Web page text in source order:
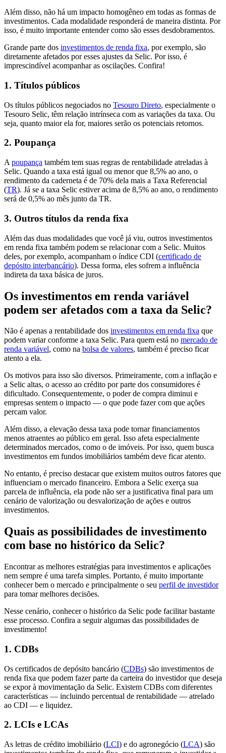
Além disso, não há um impacto homogêneo em todas as formas de
investimentos. Cada modalidade responderá de maneira distinta. Por
isso, é muito importante entender como são esses desdobramentos.
Grande parte dos investimentos de renda fixa, por exemplo, são
diretamente afetados por esses ajustes da Selic. Por isso, é
imprescindível acompanhar as oscilações. Confira!
1. Títulos públicos
Os títulos públicos negociados no Tesouro Direto, especialmente o
Tesouro Selic, têm relação intrínseca com as variações da taxa. Ou
seja, quanto maior ela for, maiores serão os potenciais retornos.
2. Poupança
A poupança também tem suas regras de rentabilidade atreladas à
Selic. Quando a taxa está igual ou menor que 8,5% ao ano, o
rendimento da caderneta é de 70% dela mais a Taxa Referencial
(TR). Já se a taxa Selic estiver acima de 8,5% ao ano, o rendimento
será de 0,5% ao mês junto da TR.
3. Outros títulos da renda fixa
Além das duas modalidades que você já viu, outros investimentos
em renda fixa também podem se relacionar com a Selic. Muitos
deles, por exemplo, acompanham o índice CDI (certificado de
depósito interbancário). Dessa forma, eles sofrem a influência
indireta da taxa básica de juros.
Os investimentos em renda variável
podem ser afetados com a taxa da Selic?
Não é apenas a rentabilidade dos investimentos em renda fixa que
podem variar conforme a taxa Selic. Para quem está no mercado de
renda variável, como na bolsa de valores, também é preciso ficar
atento a ela.
Os motivos para isso são diversos. Primeiramente, com a inflação e
a Selic altas, o acesso ao crédito por parte dos consumidores é
dificultado. Consequentemente, o poder de compra diminui e
empresas sentem o impacto — o que pode fazer com que ações
percam valor.
Além disso, a elevação dessa taxa pode tornar financiamentos
menos atraentes ao público em geral. Isso afeta especialmente
determinados mercados, como o de imóveis. Por isso, quem busca
investimentos em fundos imobiliários também deve ficar atento.
No entanto, é preciso destacar que existem muitos outros fatores que
influenciam o mercado financeiro. Embora a Selic exerça sua
parcela de influência, ela pode não ser a justificativa final para um
cenário de valorização ou desvalorização de ações e outros
investimentos.
Quais as possibilidades de investimento
com base no histórico da Selic?
Encontrar as melhores estratégias para investimentos e aplicações
nem sempre é uma tarefa simples. Portanto, é muito importante
conhecer bem o mercado e principalmente o seu perfil de investidor
para tomar melhores decisões.
Nesse cenário, conhecer o histórico da Selic pode facilitar bastante
esse processo. Confira a seguir algumas das possibilidades de
investimento!
1. CDBs
Os certificados de depósito bancário (CDBs) são investimentos de
renda fixa que podem fazer parte da carteira do investidor que deseja
se expor à movimentação da Selic. Existem CDBs com diferentes
características — incluindo percentual de rentabilidade — atrelado
ao CDI — e liquidez.
2. LCIs e LCAs
As letras de crédito imobiliário (LCI) e do agronegócio (LCA) são